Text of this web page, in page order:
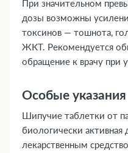
При значительном
дозы возможны
токсинов — тошнота,
ЖКТ. Рекомендуется
обращение к врачу при
Особые указания
Шипучие таблетки от
биологически активная
лекарственным